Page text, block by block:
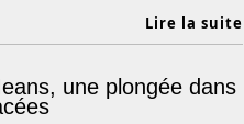
Lire la suite
une plongée dans